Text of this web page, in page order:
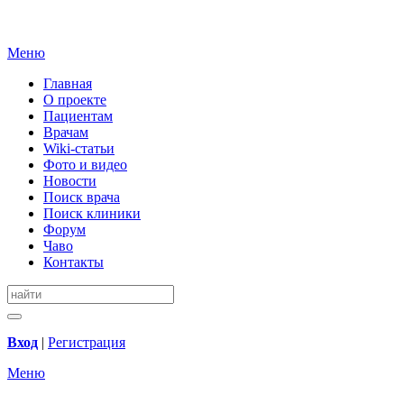
Меню
Главная
О проекте
Пациентам
Врачам
Wiki-статьи
Фото и видео
Новости
Поиск врача
Поиск клиники
Форум
Чаво
Контакты
Вход | Регистрация
Меню